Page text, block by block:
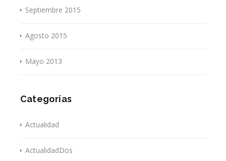
Septiembre 2015
Agosto 2015
Mayo 2013
Categorías
Actualidad
ActualidadDos